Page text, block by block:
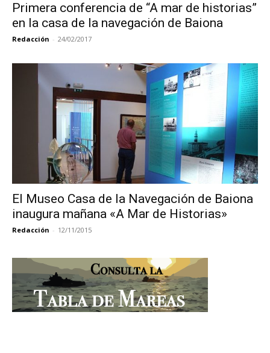
Primera conferencia de “A mar de historias”
en la casa de la navegación de Baiona
Redacción - 24/02/2017
El Museo Casa de la Navegación de Baiona
inaugura mañana «A Mar de Historias»
Redacción - 12/11/2015